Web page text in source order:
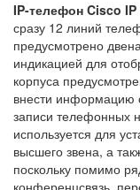
IP-телефон Cisco IP
сразу 12 линий
предусмотрено
индикацией для
корпуса
внести информацию
записи телефонных
используется для
высшего звена, а
поскольку помимо